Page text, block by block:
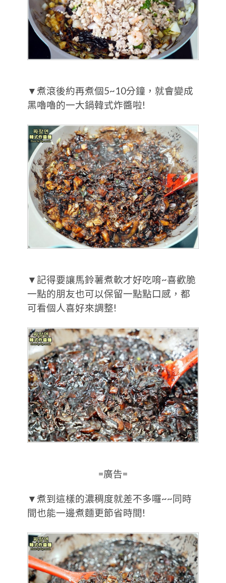
▼煮滾後約再煮個5~10分鐘，就會變成
黑嚕嚕的一大鍋韓式炸醬啦!
▼記得要讓馬鈴薯煮軟才好吃唷~喜歡脆
一點的朋友也可以保留一點點口感，都
可看個人喜好來調整!
=廣告=
▼煮到這樣的濃稠度就差不多囉~~同時
間也能一邊煮麵更節省時間!